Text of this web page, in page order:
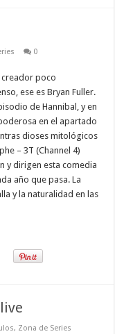
0
creador poco
ese es Bryan Fuller.
de Hannibal, y en
en el apartado
dioses mitológicos
– 3T (Channel 4)
y dirigen esta comedia
año que pasa. La
y la naturalidad en las
, Zona de Series